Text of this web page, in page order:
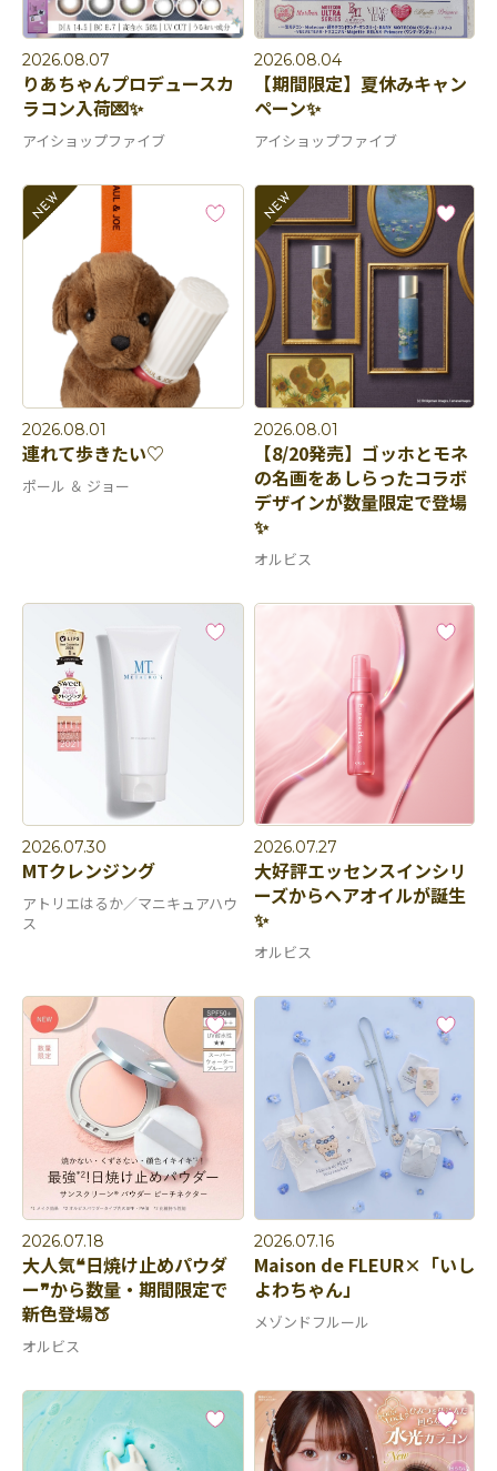
2026.08.07
りあちゃんプロデュースカ
ラコン入荷💌✨
アイショップファイブ
2026.08.04
【期間限定】夏休みキャン
ペーン✨
アイショップファイブ
2026.08.01
連れて歩きたい♡
ポール ＆ ジョー
2026.08.01
【8/20発売】ゴッホとモネ
の名画をあしらったコラボ
デザインが数量限定で登場
✨
オルビス
2026.07.30
MTクレンジング
アトリエはるか／マニキュアハウ
ス
2026.07.27
大好評エッセンスインシリ
ーズからヘアオイルが誕生
✨
オルビス
2026.07.18
大人気❝日焼け止めパウダ
ー❞から​​​​​​​数量・期間限定で
新色登場🍑
オルビス
2026.07.16
Maison de FLEUR×「いし
よわちゃん」
メゾンドフルール